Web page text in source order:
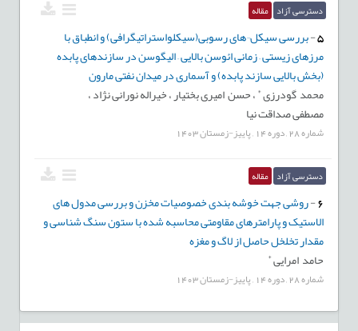
دسترسی آزاد مقاله
5
-بررسی سیکل¬های رسوبی(سیکلواستراتیگرافی) و انطباق با
مرزهای زیستی – زمانی ائوسن بالایی – الیگوسن در سازندهای پابده
(بخش بالایی سازند پابده) و آسماری در میدان نفتی مارون
محمد گودرزی ،حسن امیری بختیار ،خیراله نورانی نژاد ،
مصطفی صداقت نیا
شماره28
,دوره14 پاییز-زمستان1403
دسترسی آزاد مقاله
6
-روشی جهت خوشه بندی خصوصیات مخزن و بررسی مدول های
الاستیک و پارامترهای مقاومتی محاسبه شده با ستون سنگ شناسی و
مقدار تخلخل حاصل از لاگ و مغزه
حامد امرایی
شماره28
,دوره14 پاییز-زمستان1403